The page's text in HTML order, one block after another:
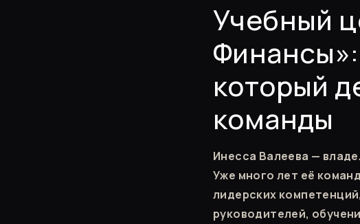
Учебный
который
команды
Инесса Валеева —
Уже много лет её
лидерских
руководителей,